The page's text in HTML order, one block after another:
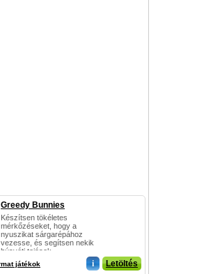
Greedy Bunnies
Készítsen tökéletes
mérkőzéseket, hogy a
nyuszikat sárgarépához
vezesse, és segítsen nekik
húsvéti tojások ...
játékok i Letöltés